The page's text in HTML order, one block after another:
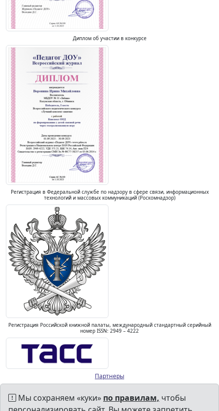
Диплом об участии в конкурсе
Регистрация в Федеральной службе по надзору в сфере связи, информационных
технологий и массовых коммуникаций (Роскомнадзор)
Регистрация Российской книжной палаты, международный стандартный серийный
номер ISSN: 2949 – 4222
Партнеры
Мы сохраняем «куки» по правилам, чтобы